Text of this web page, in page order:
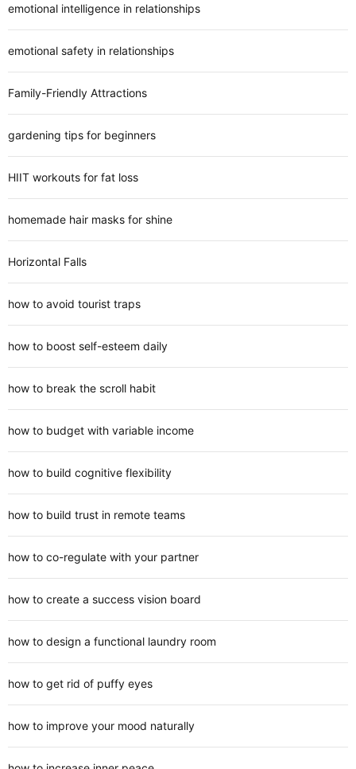
emotional intelligence in relationships
emotional safety in relationships
Family-Friendly Attractions
gardening tips for beginners
HIIT workouts for fat loss
homemade hair masks for shine
Horizontal Falls
how to avoid tourist traps
how to boost self-esteem daily
how to break the scroll habit
how to budget with variable income
how to build cognitive flexibility
how to build trust in remote teams
how to co-regulate with your partner
how to create a success vision board
how to design a functional laundry room
how to get rid of puffy eyes
how to improve your mood naturally